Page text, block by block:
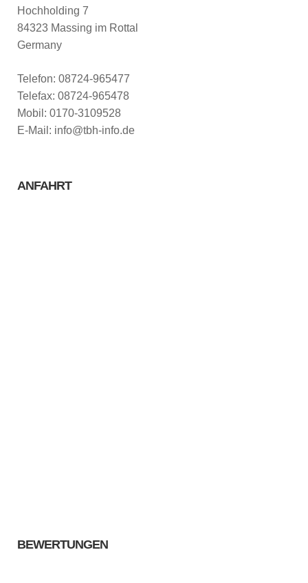
Hochholding 7
84323 Massing im Rottal
Germany
Telefon: 08724-965477
Telefax: 08724-965478
Mobil: 0170-3109528
E-Mail: info@tbh-info.de
ANFAHRT
BEWERTUNGEN